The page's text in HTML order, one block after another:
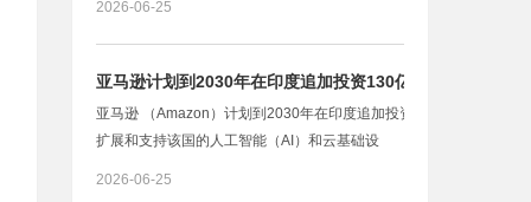
2026-06-25
亚马逊计划到2030年在印度追加投资130亿美元
亚马逊 （Amazon）计划到2030年在印度追加投资130亿美元，以
扩展和支持该国的人工智能（AI）和云基础设
2026-06-25